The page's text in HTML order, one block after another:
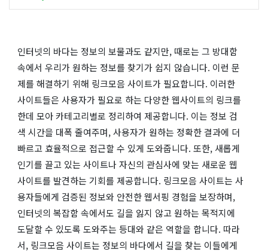
인터넷의 바다는 정보의 보물과도 같지만, 때로는 그 방대함
속에서 우리가 원하는 정보를 찾기가 쉽지 않습니다. 이런 문
제를 해결하기 위해 링크모음 사이트가 필요합니다. 이러한
사이트들은 사용자가 필요로 하는 다양한 웹사이트의 링크를
한데 모아 카테고리별로 정리하여 제공합니다. 이는 정보 검
색 시간을 대폭 줄여주며, 사용자가 원하는 정확한 결과에 더
빠르고 효율적으로 접근할 수 있게 도와줍니다. 또한, 새롭게
인기를 끌고 있는 사이트나 자신의 관심사에 맞는 새로운 웹
사이트를 발견하는 기회를 제공합니다. 링크모음 사이트는 사
용자들에게 검증된 정보와 안전한 웹서핑 경험을 보장하며,
인터넷의 복잡함 속에서도 길을 잃지 않고 원하는 목적지에
도달할 수 있도록 도와주는 등대와 같은 역할을 합니다. 따라
서, 링크모음 사이트는 정보의 바다에서 길을 찾는 이들에게